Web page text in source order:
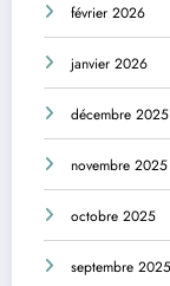
février 2026
janvier 2026
décembre 2025
novembre 2025
octobre 2025
septembre 2025